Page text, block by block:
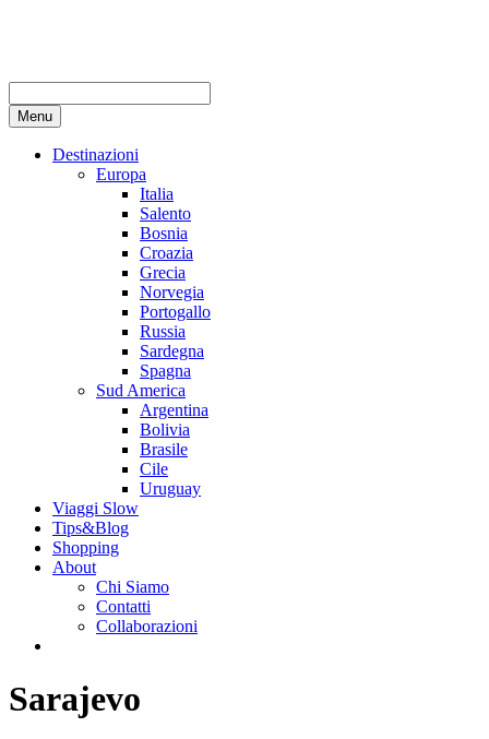
Menu
Destinazioni
Europa
Italia
Salento
Bosnia
Croazia
Grecia
Norvegia
Portogallo
Russia
Sardegna
Spagna
Sud America
Argentina
Bolivia
Brasile
Cile
Uruguay
Viaggi Slow
Tips&Blog
Shopping
About
Chi Siamo
Contatti
Collaborazioni
Sarajevo